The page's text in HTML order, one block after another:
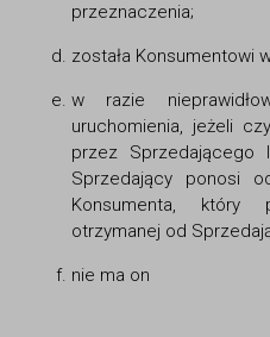
przeznaczenia;
została Konsumentowi
w razie
uruchomienia, jeżeli
przez
Sprzedający ponosi
Konsumenta, który
otrzymanej od
nie ma on